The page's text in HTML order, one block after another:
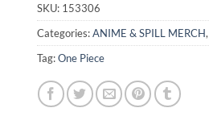
SKU: 153306
Categories:ANIME & SPILL MERCH,
Tag:One Piece